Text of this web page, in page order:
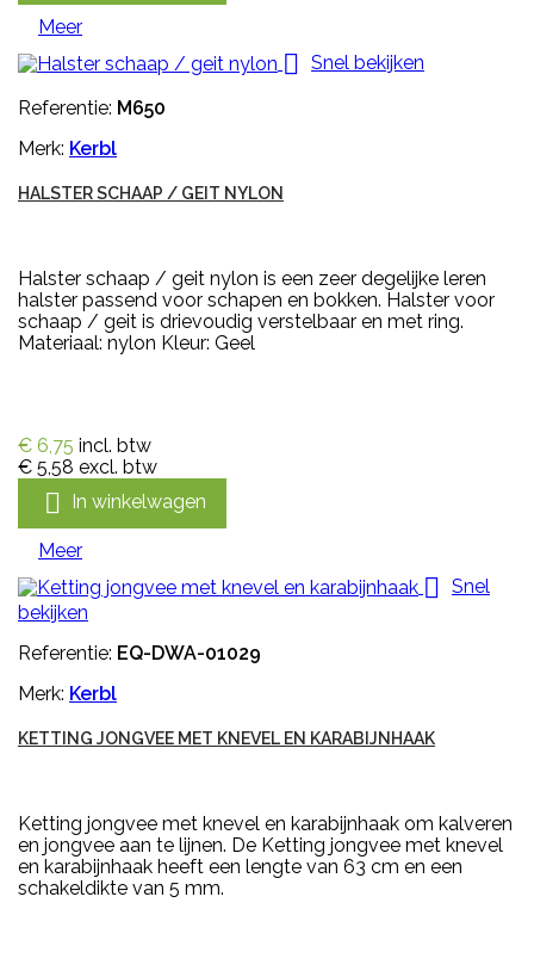
Meer
 Snel bekijken
Referentie: M650
Merk: Kerbl
HALSTER SCHAAP / GEIT NYLON
Halster schaap / geit nylon is een zeer degelijke leren
halster passend voor schapen en bokken. Halster voor
schaap / geit is drievoudig verstelbaar en met ring.
Materiaal: nylon Kleur: Geel
€ 6,75 incl. btw
€ 5,58 excl. btw
 In winkelwagen
Meer
 Snel
bekijken
Referentie: EQ-DWA-01029
Merk: Kerbl
KETTING JONGVEE MET KNEVEL EN KARABIJNHAAK
Ketting jongvee met knevel en karabijnhaak om kalveren
en jongvee aan te lijnen. De Ketting jongvee met knevel
en karabijnhaak heeft een lengte van 63 cm en een
schakeldikte van 5 mm.